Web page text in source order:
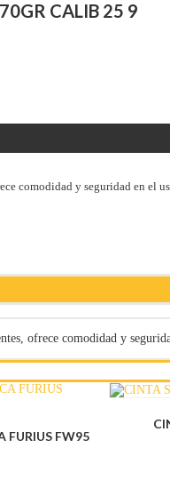
CALIB 25 9
comodidad y seguridad en el
ofrece comodidad y
FURIUS FW95